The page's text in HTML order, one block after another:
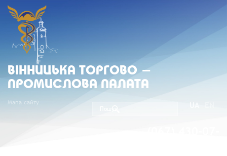
ВIННИЦЬКА ТОРГОВО -
ПРОМИСЛОВА ПАЛАТА
Мапа сайту